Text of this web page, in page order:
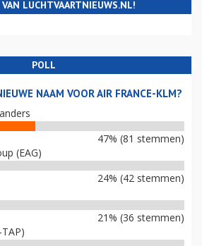
VAN LUCHTVAARTNIEUWS.NL!
POLL
NAAM VOOR AIR FRANCE-KLM?
47% (81 stemmen)
(EAG)
24% (42 stemmen)
21% (36 stemmen)